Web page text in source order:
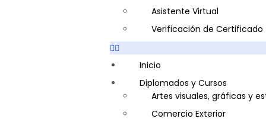
Medio Ambiente y Seguridad
Plataforma Bancaria y
Secretaria Corporativo
Telemarketing
Ventas de Productos y
Visitador Médico
Asistente Virtual
Verificación de Certificado
Inicio
Diplomados y Cursos
Artes visuales, gráficas y
Comercio Exterior